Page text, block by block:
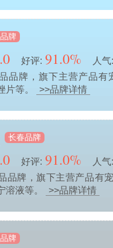
牌
好评: 91.0% 人气:
品牌，旗下主营产品有
片等。
>>品牌详情
长春品牌
好评: 91.0% 人气:
品牌，旗下主营产品有
溶液等。
>>品牌详情
牌